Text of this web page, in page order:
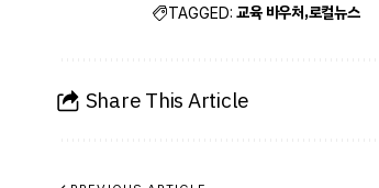
TAGGED: 교육 바우처 로컬뉴스
Share This Article